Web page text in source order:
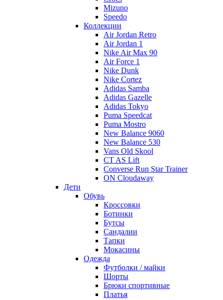
Mizuno
Speedo
Коллекции
Air Jordan Retro
Air Jordan 1
Nike Air Max 90
Air Force 1
Nike Dunk
Nike Cortez
Adidas Samba
Adidas Gazelle
Adidas Tokyo
Puma Speedcat
Puma Mostro
New Balance 9060
New Balance 530
Vans Old Skool
CT AS Lift
Converse Run Star Trainer
ON Cloudaway
Дети
Обувь
Кроссовки
Ботинки
Бутсы
Сандалии
Тапки
Мокасины
Одежда
Футболки / майки
Шорты
Брюки спортивные
Платья